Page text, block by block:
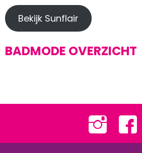
Bekijk Sunflair
BADMODE OVERZICHT